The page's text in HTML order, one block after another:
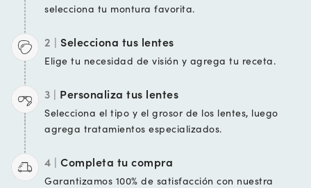
selecciona tu montura favorita.
2 | Selecciona tus lentes
Elige tu necesidad de visión y agrega tu receta.
3 | Personaliza tus lentes
Selecciona el tipo y el grosor de los lentes, luego
agrega tratamientos especializados.
4 | Completa tu compra
Garantizamos 100% de satisfacción con nuestra